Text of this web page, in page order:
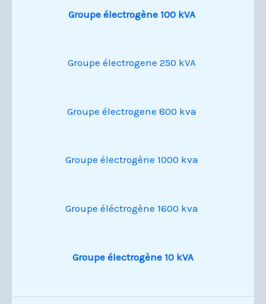
Groupe électrogène 100 kVA
Groupe électrogene 250 kVA
Groupe électrogene 800 kva
Groupe électrogène 1000 kva
Groupe éléctrogène 1600 kva
Groupe électrogène 10 kVA